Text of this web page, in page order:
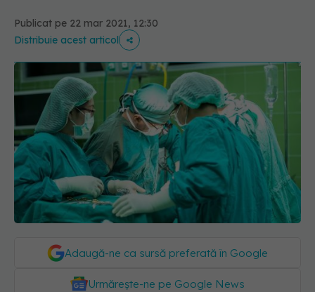
Publicat pe 22 mar 2021, 12:30
Distribuie acest articol
Adaugă-ne ca sursă preferată în Google
Urmărește-ne pe Google News